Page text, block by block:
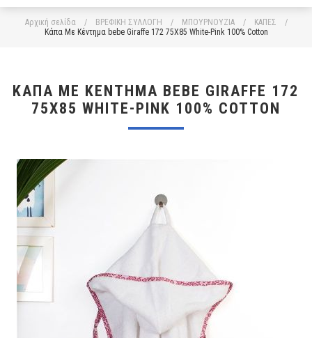
Αρχική σελίδα / ΒΡΕΦΙΚΗ ΣΥΛΛΟΓΗ / ΜΠΟΥΡΝΟΥΖΙΑ / ΚΑΠΕΣ
/
Κάπα Με Κέντημα bebe Giraffe 172 75X85 White-Pink 100% Cotton
ΚΆΠΑ ΜΕ ΚΈΝΤΗΜΑ BEBE GIRAFFE 172
75X85 WHITE-PINK 100% COTTON